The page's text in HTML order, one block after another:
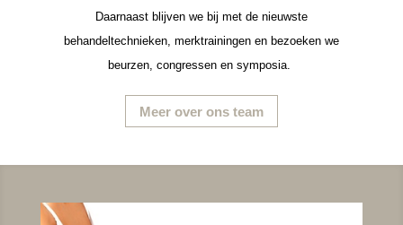
Daarnaast blijven we bij met de nieuwste
behandeltechnieken, merktrainingen en bezoeken we
beurzen, congressen en symposia.
Meer over ons team